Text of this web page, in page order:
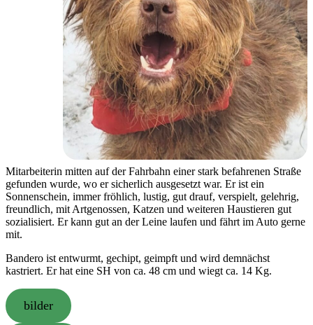
Mitarbeiterin mitten auf der Fahrbahn einer stark befahrenen Straße
gefunden wurde, wo er sicherlich ausgesetzt war. Er ist ein
Sonnenschein, immer fröhlich, lustig, gut drauf, verspielt, gelehrig,
freundlich, mit Artgenossen, Katzen und weiteren Haustieren gut
sozialisiert. Er kann gut an der Leine laufen und fährt im Auto gerne
mit.
Bandero ist entwurmt, gechipt, geimpft und wird demnächst
kastriert. Er hat eine SH von ca. 48 cm und wiegt ca. 14 Kg.
bilder